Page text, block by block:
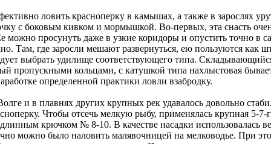
ловить красноперку в камышах, а также в зарослях
с боковым кивком и мормышкой. Во-первых, эта снасть
можно просунуть даже в узкие коридоры и опустить точно в
Там, где заросли мешают развернуться, ею пользуются как
выбрать удилище соответствующего типа.
пропускными кольцами, с катушкой типа нахлыстовая
определенной практики ловли взабродку.
и в плавнях других крупных рек удавалось довольно
Чтобы отсечь мелкую рыбу, применялась крупная 5-7-
крючком № 8-10. В качестве насадки использовалась
можно было наловить малявочницей на мелководье. При